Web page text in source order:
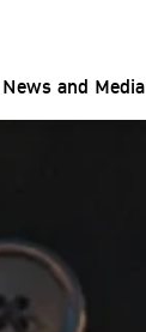
News and Media